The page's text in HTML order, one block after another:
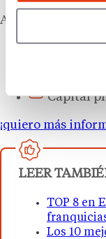
Asesoramiento
Capital
¡quiero más
LEER
TOP 8 en
Los 10